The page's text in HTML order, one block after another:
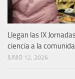
Llegan las IX
ciencia a la
JUNIO 12, 2026